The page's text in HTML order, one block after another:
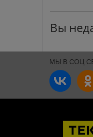
Вы
МЫ В СОЦ